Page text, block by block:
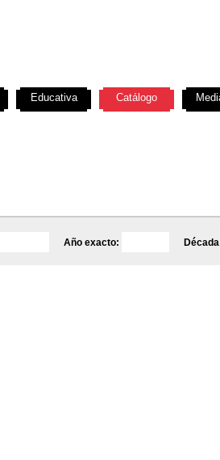
Año exacto:
Educativa Catálogo